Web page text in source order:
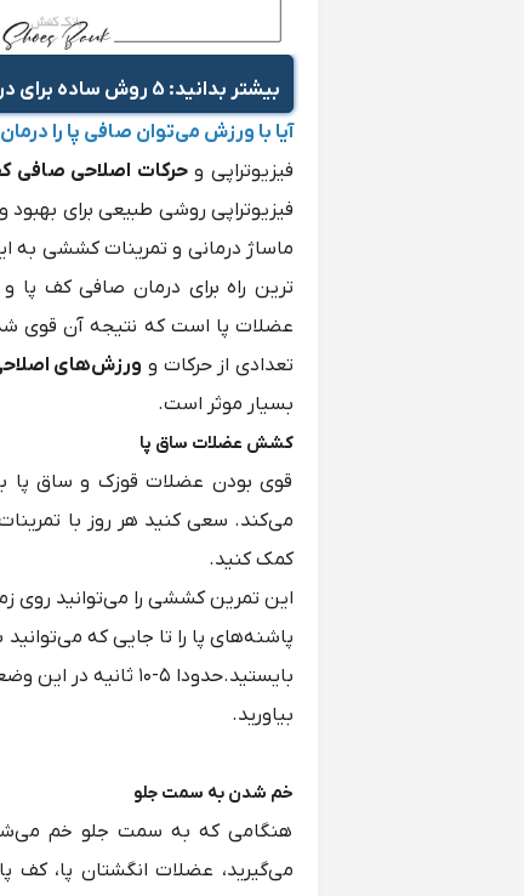
بیشتر بدانید: 5 روش ساده برای درمان صافی کف پا
آیا با ورزش می‌توان صافی پا را
فیزیوتراپی وحرکات اصلاحی صافی
فیزیوتراپی روشی طبیعی برای
ماساژ درمانی و تمرینات کششی به
ترین راه برای درمان صافی کف پا
عضلات پا است که نتیجه آن قوی
تعدادی از حرکات و ورزش‌های
بسیار موثر است.
کشش عضلات ساق پا
قوی بودن عضلات قوزک و ساق پا
می‌کند. سعی کنید هر روز با
کمک کنید.
این تمرین کششی را می‌توانید روی
پاشنه‌های پا را تا جایی که
بایستید.حدودا ۵-۱۰
بیاورید.
خم شدن به سمت جلو
هنگامی ‌که به سمت جلو خم
می‌گیرید، عضلات انگشتان پا،